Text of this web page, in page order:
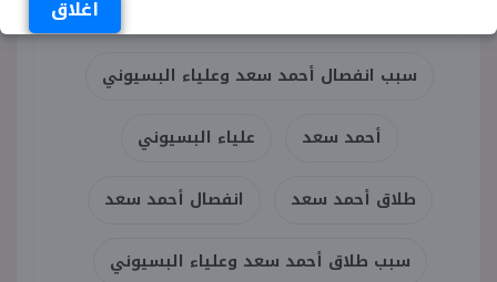
اغلاق
سبب انفصال أحمد سعد وعلياء البسيوني
أحمد سعد علياء البسيوني
طلاق أحمد سعد انفصال أحمد سعد
سبب طلاق أحمد سعد وعلياء البسيوني